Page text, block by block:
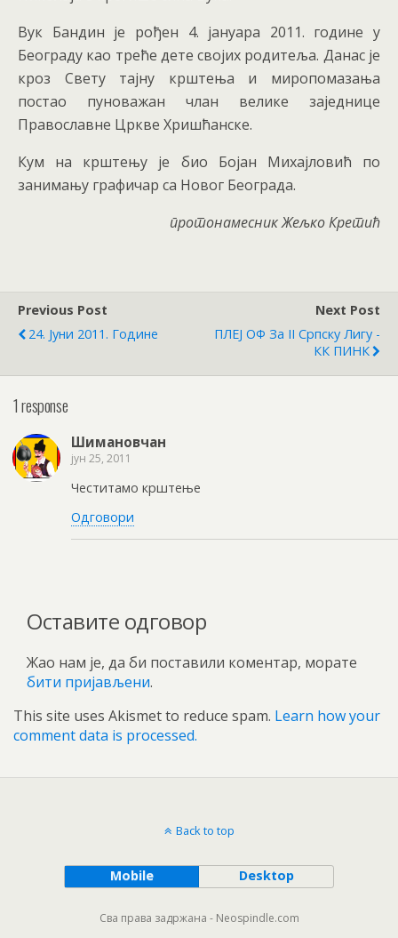
Вук Бандин је рођен 4. јануара 2011. године у
Београду као треће дете својих родитеља. Данас је
кроз Свету тајну крштења и миропомазања
постао пуноважан члан велике заједнице
Православне Цркве Хришћанске.
Кум на крштењу је био Бојан Михајловић по
занимању графичар са Новог Београда.
протонамесник Жељко Кретић
Previous Post
24. Јуни 2011. Године
Next Post
ПЛЕЈ ОФ За II Српску Лигу -
КК ПИНК
1 response
Шимановчан
јун 25, 2011
Честитамо крштење
Одговори
Оставите одговор
Жао нам је, да би поставили коментар, морате
бити пријављени.
This site uses Akismet to reduce spam. Learn how your
comment data is processed.
Back to top
Mobile Desktop
Сва права задржана - Neospindle.com